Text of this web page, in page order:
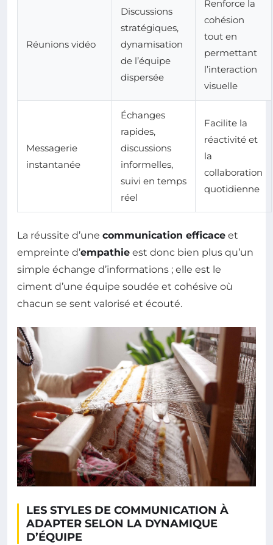
Réunions vidéo
Discussions
stratégiques,
dynamisation
de l’équipe
dispersée
Renforce la
cohésion
tout en
permettant
l’interaction
visuelle
Messagerie
instantanée
Échanges
rapides,
discussions
informelles,
suivi en temps
réel
Facilite la
réactivité et
la
collaboration
quotidienne
La réussite d’une communication efficace et
empreinte d’empathie est donc bien plus qu’un
simple échange d’informations ; elle est le
ciment d’une équipe soudée et cohésive où
chacun se sent valorisé et écouté.
LES STYLES DE COMMUNICATION À
ADAPTER SELON LA DYNAMIQUE
D’ÉQUIPE